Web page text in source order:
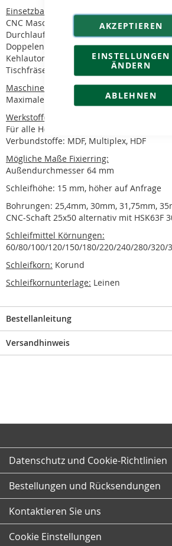
AKZEPTIEREN
EINSTELLUNGEN
ÄNDERN
ABLEHNEN
Einsetzbar auf folgenden Maschinen:
CNC Maschine
Durchlaufmaschine
Doppelendprofiler
Kehlautomat
Tischfräse
Maschinenspezifikation:
Maximale Drehzahl beträgt 3000 U/min.
Werkstoffe:
Für alle Holzarten.
Verbundstoffe: MDF, Multiplex, HDF
Mögliche Maße Fixierring:
Außendurchmesser 64 mm
Schleifhöhe: 15 mm, höher auf Anfrage
Bohrungen: 25,4mm, 30mm, 31,75mm,
CNC-Schaft 25x50 alternativ mit HSK63F
Schleifmittel Körnungen:
60/80/100/120/150/180/220/240/280/320/
Schleifkorn: Korund
Schleifkornunterlage: Leinen
Bestellanleitung
Versandhinweis
Datenschutz und Cookie-Richtlinien
Bestellungen und Rücksendungen
Kontaktieren Sie uns
Cookie Einstellungen